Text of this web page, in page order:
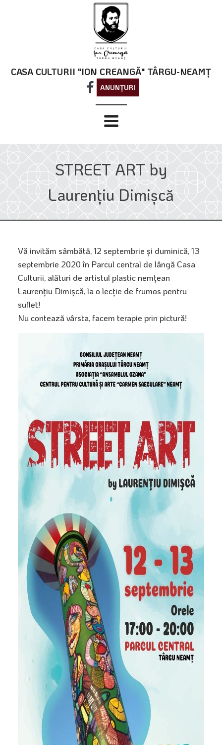
CASA CULTURII "ION CREANGĂ" TÂRGU-NEAMȚ
ANUNȚURI
STREET ART by
Laurențiu Dimișcă
Vă invităm sâmbătă, 12 septembrie și duminică, 13
septembrie 2020 în Parcul central de lângă Casa
Culturii, alături de artistul plastic nemțean
Laurențiu Dimișcă, la o lecție de frumos pentru
suflet!
Nu contează vârsta, facem terapie prin pictură!